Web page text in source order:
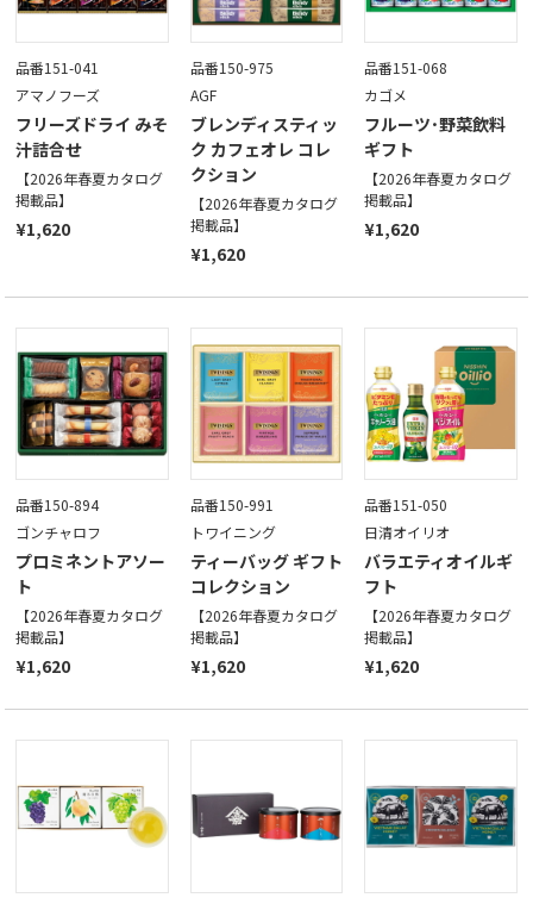
品番151-041
アマノフーズ
フリーズドライ みそ
汁詰合せ
【2026年春夏カタログ
掲載品】
¥1,620
品番150-975
AGF
ブレンディスティッ
ク カフェオレ コレ
クション
【2026年春夏カタログ
掲載品】
¥1,620
品番151-068
カゴメ
フルーツ･野菜飲料
ギフト
【2026年春夏カタログ
掲載品】
¥1,620
品番150-894
ゴンチャロフ
プロミネントアソー
ト
【2026年春夏カタログ
掲載品】
¥1,620
品番150-991
トワイニング
ティーバッグ ギフト
コレクション
【2026年春夏カタログ
掲載品】
¥1,620
品番151-050
日清オイリオ
バラエティオイルギ
フト
【2026年春夏カタログ
掲載品】
¥1,620